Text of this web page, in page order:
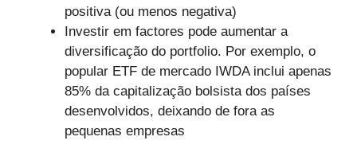
positiva (ou menos negativa)
Investir em factores pode aumentar a
diversificação do portfolio. Por exemplo, o
popular ETF de mercado IWDA inclui apenas
85% da capitalização bolsista dos países
desenvolvidos, deixando de fora as
pequenas empresas